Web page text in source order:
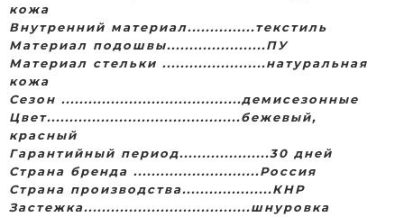
кожа
Внутренний материал...............текстиль
Материал подошвы......................ПУ
Материал стельки .......................натуральная
кожа
Сезон ........................................демисезонные
Цвет...........................................бежевый,
красный
Гарантийный период....................30 дней
Страна бренда ............................Россия
Страна производства....................КНР
Застежка.....................................шнуровка